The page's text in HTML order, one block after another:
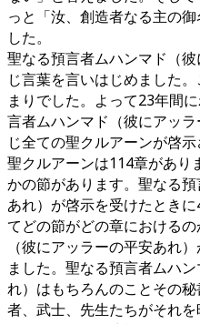
っと「汝、創造者なる主の
した。
聖なる預言者ムハンマド（
じ言葉を言いはじめました
まりでした。よって23年間
言者ムハンマド（彼にアッ
じ全ての聖クルアーンが啓示
聖クルアーンは114章があり
かの節があります。聖なる
あれ）が啓示を受けたとき
てどの節がどの章における
（彼にアッラーの平安あれ
ました。聖なる預言者ムハ
れ）はもちろんのことその
者、武士、先生たちがそれを